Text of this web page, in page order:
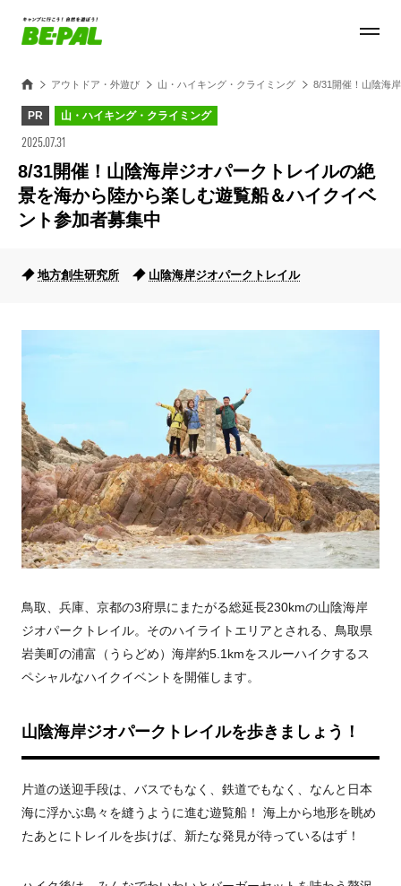
アウトドア・外遊び 山・ハイキング・クライミング 8/31開催！山陰海
PR 山・ハイキング・クライミング
2025.07.31
8/31開催！山陰海岸ジオパークトレイルの絶
景を海から陸から楽しむ遊覧船＆ハイクイベ
ント参加者募集中
地方創生研究所 山陰海岸ジオパークトレイル
鳥取、兵庫、京都の3府県にまたがる総延長230kmの山陰海岸
ジオパークトレイル。そのハイライトエリアとされる、鳥取県
岩美町の浦富（うらどめ）海岸約5.1kmをスルーハイクするス
ペシャルなハイクイベントを開催します。
山陰海岸ジオパークトレイルを歩きましょう！
片道の送迎手段は、バスでもなく、鉄道でもなく、なんと日本
海に浮かぶ島々を縫うように進む遊覧船！ 海上から地形を眺め
たあとにトレイルを歩けば、新たな発見が待っているはず！